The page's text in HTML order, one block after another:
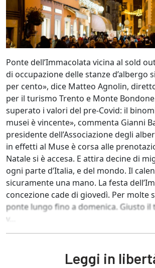
Ponte dell’Immacolata vicina al sold
di occupazione delle stanze d’albergo
per cento», dice Matteo Agnolin,
per il turismo Trento e Monte
superato i valori del pre-Covid: il
musei è vincente», commenta Gianni
presidente dell’Associazione degli
in effetti al Muse è corsa alle
Natale si è accesa. E attira decine di
ogni parte d’Italia, e del mondo. Il
sicuramente una mano. La festa
concezione cade di giovedì. Per molte
ponte lungo fino a domenica. Giusto il
v...
Leggi in